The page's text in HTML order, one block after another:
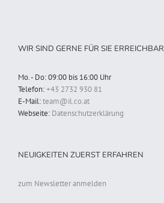
WIR SIND GERNE FÜR SIE ERREICHBAR
Mo. - Do: 09:00 bis 16:00 Uhr
Telefon:+43 2732 930 81
E-Mail:team@il.co.at
Webseite: Datenschutzerklärung
NEUIGKEITEN ZUERST ERFAHREN
zum Newsletter anmelden